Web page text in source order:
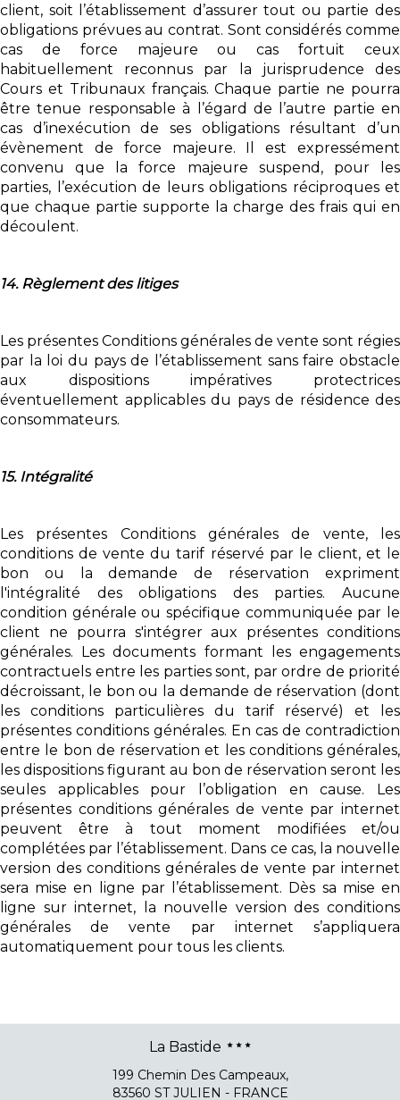
client, soit l’établissement d’assurer tout ou partie des
obligations prévues au contrat. Sont considérés comme
cas de force majeure ou cas fortuit ceux
habituellement reconnus par la jurisprudence des
Cours et Tribunaux français. Chaque partie ne pourra
être tenue responsable à l’égard de l’autre partie en
cas d’inexécution de ses obligations résultant d’un
évènement de force majeure. Il est expressément
convenu que la force majeure suspend, pour les
parties, l’exécution de leurs obligations réciproques et
que chaque partie supporte la charge des frais qui en
découlent.
14. Règlement des litiges
Les présentes Conditions générales de vente sont régies
par la loi du pays de l’établissement sans faire obstacle
aux dispositions impératives protectrices
éventuellement applicables du pays de résidence des
consommateurs.
15. Intégralité
Les présentes Conditions générales de vente, les
conditions de vente du tarif réservé par le client, et le
bon ou la demande de réservation expriment
l'intégralité des obligations des parties. Aucune
condition générale ou spécifique communiquée par le
client ne pourra s'intégrer aux présentes conditions
générales. Les documents formant les engagements
contractuels entre les parties sont, par ordre de priorité
décroissant, le bon ou la demande de réservation (dont
les conditions particulières du tarif réservé) et les
présentes conditions générales. En cas de contradiction
entre le bon de réservation et les conditions générales,
les dispositions figurant au bon de réservation seront les
seules applicables pour l’obligation en cause. Les
présentes conditions générales de vente par internet
peuvent être à tout moment modifiées et/ou
complétées par l’établissement. Dans ce cas, la nouvelle
version des conditions générales de vente par internet
sera mise en ligne par l’établissement. Dès sa mise en
ligne sur internet, la nouvelle version des conditions
générales de vente par internet s’appliquera
automatiquement pour tous les clients.
La Bastide
199 Chemin Des Campeaux,
83560 ST JULIEN - FRANCE